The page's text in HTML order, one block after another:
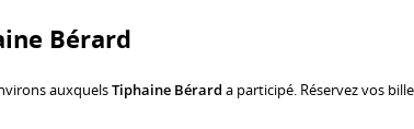
Bérard
auxquelsTiphaine Bérard a participé. Réservez vos